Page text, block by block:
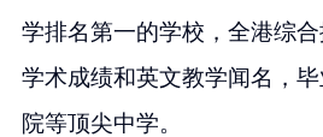
学排名第一的学校，全港综
学术成绩和英文教学闻名，
院等顶尖中学。